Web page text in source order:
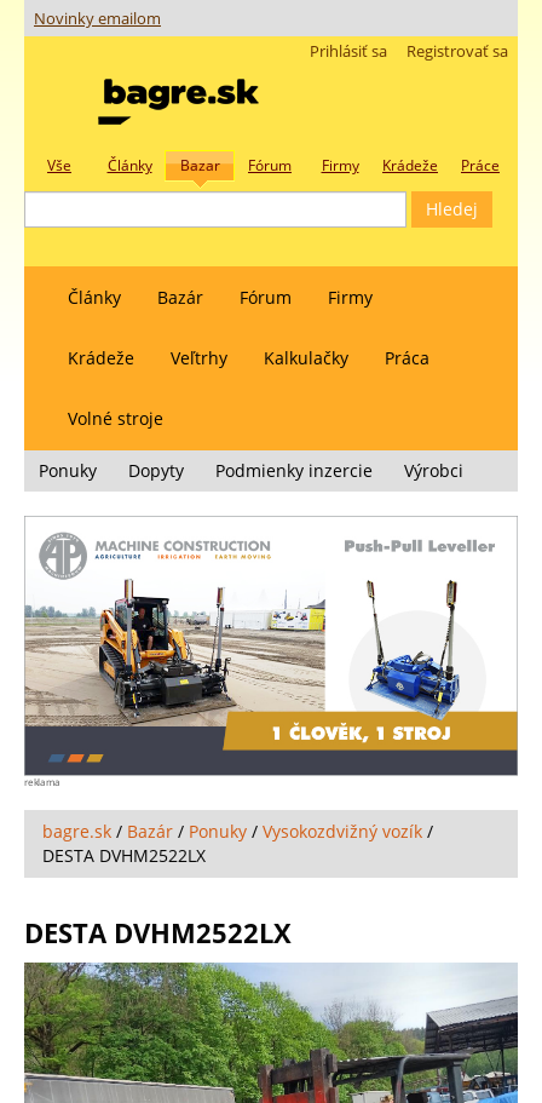
Novinky emailom
Registrovať sa
Prihlásiť sa
Vše Články Bazar Fórum Firmy Krádeže Práce
Články Bazár Fórum Firmy
Krádeže Veľtrhy Kalkulačky Práca
Volné stroje
Ponuky Dopyty Podmienky inzercie Výrobci
reklama
bagre.sk / Bazár / Ponuky / Vysokozdvižný vozík /
DESTA DVHM2522LX
DESTA DVHM2522LX